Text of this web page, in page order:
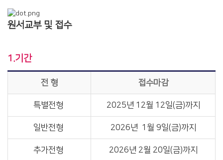
원서교부 및 접수
1.기간
전 형 접수마감
특별전형 2025년 12월 12일(금)까지
일반전형 2026년 1월 9일(금)까지
추가전형 2026년 2월 20일(금)까지